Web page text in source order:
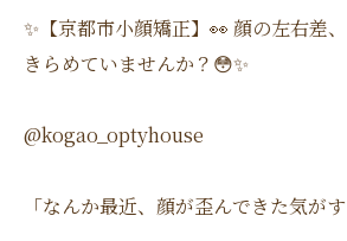
✨【京都市小顔矯正】👀 顔の左右差
きらめていませんか？😳✨
@kogao_optyhouse
「なんか最近、顔が歪んできた気がす